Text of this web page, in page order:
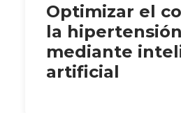
Optimizar el
la
mediante
artificial